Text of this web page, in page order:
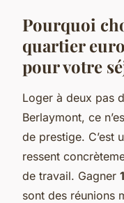
Pourquoi
quartier
pour votre
Loger à deux pas
Berlaymont, ce
de prestige. C’est
ressent
de travail. Gagner
sont des réunions